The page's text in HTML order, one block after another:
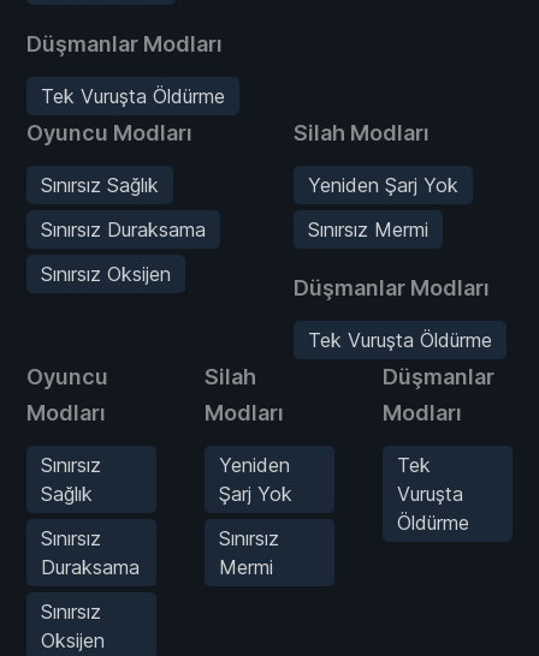
Düşmanlar Modları
Tek Vuruşta Öldürme
Oyuncu Modları
Sınırsız Sağlık
Sınırsız Duraksama
Sınırsız Oksijen
Silah Modları
Yeniden Şarj Yok
Sınırsız Mermi
Düşmanlar Modları
Tek Vuruşta Öldürme
Oyuncu
Modları
Sınırsız
Sağlık
Sınırsız
Duraksama
Sınırsız
Oksijen
Silah
Modları
Yeniden
Şarj Yok
Sınırsız
Mermi
Düşmanlar
Modları
Tek
Vuruşta
Öldürme